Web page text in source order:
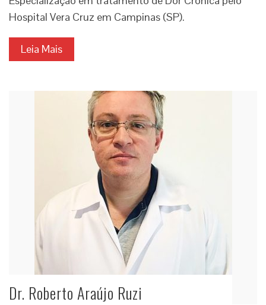
Hospital Vera Cruz em Campinas (SP).
Leia Mais
Dr. Roberto Araújo Ruzi